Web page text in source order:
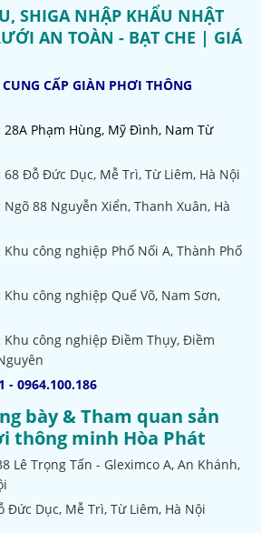
SHIGA NHẬP KHẨU NHẬT
AN TOÀN - BẠT CHE | GIÁ
CẤP GIÀN PHƠI THÔNG
28A Phạm Hùng, Mỹ Đình, Nam Từ
68 Đỗ Đức Dục, Mễ Trì, Từ Liêm, Hà Nội
Ngõ 88 Nguyễn Xiển, Thanh Xuân, Hà
Khu công nghiệp Phố Nối A, Thành Phố
Khu công nghiệp Quế Võ, Nam Sơn,
Khu công nghiệp Điềm Thụy, Điềm
- 0964.100.186
bày & Tham quan sản
thông minh Hòa Phát
Lê Trọng Tấn - Gleximco A, An Khánh,
Đức Dục, Mễ Trì, Từ Liêm, Hà Nội